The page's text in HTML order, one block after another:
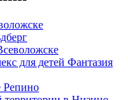
для детей Фантазия
Репино